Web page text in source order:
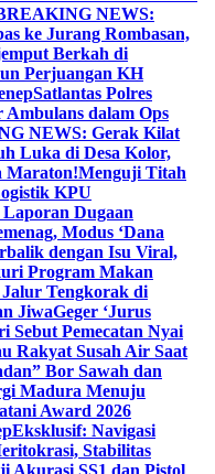
NEWS:
ke Jurang Rombasan,
Berkah di
Perjuangan KH
Satlantas Polres
Ambulans dalam Ops
NEWS: Gerak Kilat
Luka di Desa Kolor,
Maraton!Menguji Titah
KPU
Laporan Dugaan
Modus ‘Dana
dengan Isu Viral,
Program Makan
Tengkorak di
JiwaGeger ‘Jurus
Sebut Pemecatan Nyai
Rakyat Susah Air Saat
Bor Sawah dan
Madura Menuju
Award 2026
Eksklusif: Navigasi
Stabilitas
Akurasi SS1 dan Pistol